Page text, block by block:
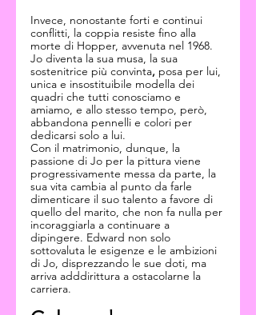
Invece, nonostante forti e continui
conflitti, la coppia resiste fino alla
morte di Hopper, avvenuta nel 1968.
Jo diventa la sua musa, la sua
sostenitrice più convinta, posa per lui,
unica e insostituibile modella dei
quadri che tutti conosciamo e
amiamo, e allo stesso tempo, però,
abbandona pennelli e colori per
dedicarsi solo a lui.
Con il matrimonio, dunque, la
passione di Jo per la pittura viene
progressivamente messa da parte, la
sua vita cambia al punto da farle
dimenticare il suo talento a favore di
quello del marito, che non fa nulla per
incoraggiarla a continuare a
dipingere. Edward non solo
sottovaluta le esigenze e le ambizioni
di Jo, disprezzando le sue doti, ma
arriva adddirittura a ostacolarne la
carriera.